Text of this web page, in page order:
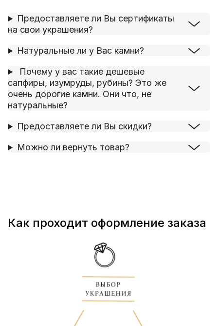
Предоставляете ли Вы сертификаты
на свои украшения?
Натуральные ли у Вас камни?
Почему у вас такие дешевые
сапфиры, изумруды, рубины? Это же
очень дорогие камни. Они что, не
натуральные?
Предоставляете ли Вы скидки?
Можно ли вернуть товар?
Как проходит оформление заказа